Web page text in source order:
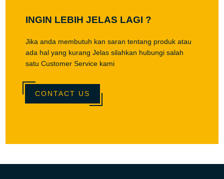
INGIN LEBIH JELAS LAGI ?
Jika anda membutuh kan saran tentang produk atau
ada hal yang kurang Jelas silahkan hubungi salah
satu Customer Service kami
CONTACT US